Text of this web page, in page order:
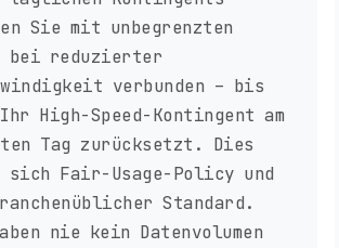
Sie mit unbegrenzten
bei reduzierter
verbunden – bis
High-Speed-Kontingent am
Tag zurücksetzt. Dies
sich Fair-Usage-Policy und
Standard.
nie kein Datenvolumen